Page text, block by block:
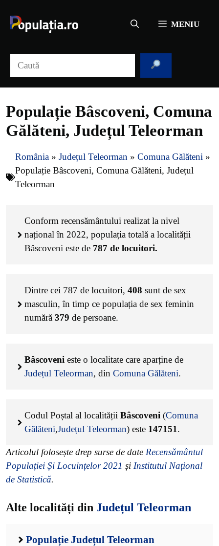
conținut
MENIU
Populație Bâscoveni, Comuna
Gălăteni, Județul Teleorman
România » Județul Teleorman » Comuna Gălăteni »
Populație Bâscoveni, Comuna Gălăteni, Județul
Teleorman
Conform recensământului realizat la nivel
național în 2022, populația totală a localității
Bâscoveni este de 787 de locuitori.
Dintre cei 787 de locuitori, 408 sunt de sex
masculin, în timp ce populația de sex feminin
numără 379 de persoane.
Bâscoveni este o localitate care aparține de
Județul Teleorman, din Comuna Gălăteni.
Codul Poștal al localității Bâscoveni (Comuna
Gălăteni,Județul Teleorman) este 147151.
Articolul folosește drep surse de date Recensământul
Populației Și Locuințelor 2021 și Institutul Național
de Statistică.
Alte localități din Județul Teleorman
Populație Județul Teleorman